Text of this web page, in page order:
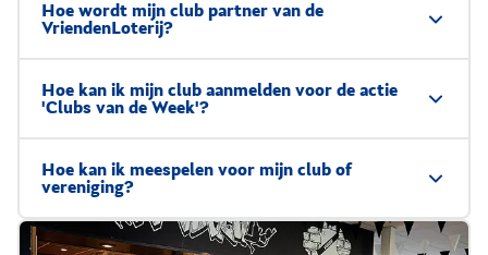
Hoe wordt mijn club partner van de
VriendenLoterij?
Hoe kan ik mijn club aanmelden voor de actie
'Clubs van de Week'?
Hoe kan ik meespelen voor mijn club of
vereniging?